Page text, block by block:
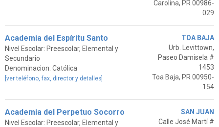
Carolina, PR 00986-
029
Academia del Espíritu Santo
Nivel Escolar: Preescolar, Elemental y
Secundario
Denominacion: Católica
[ver teléfono, fax, director y detalles]
TOA BAJA
Urb. Levittown,
Paseo Damisela #
1453
Toa Baja, PR 00950-
154
Academia del Perpetuo Socorro
Nivel Escolar: Preescolar, Elemental y
SAN JUAN
Calle José Martí #